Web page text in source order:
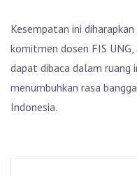
Kesempatan ini
komitmen dosen FIS
dapat dibaca dalam ruang
menumbuhkan rasa
Indonesia.